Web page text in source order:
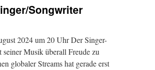
Songwriter
2024 um 20 Uhr Der Singer-
Musik überall Freude zu
globaler Streams hat gerade erst